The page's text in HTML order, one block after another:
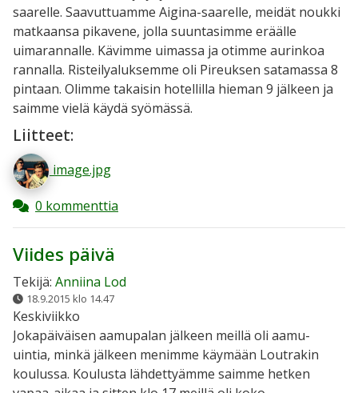
saarelle. Saavuttuamme Aigina-saarelle, meidät noukki
matkaansa pikavene, jolla suuntasimme eräälle
uimarannalle. Kävimme uimassa ja otimme aurinkoa
rannalla. Risteilyaluksemme oli Pireuksen satamassa 8
pintaan. Olimme takaisin hotellilla hieman 9 jälkeen ja
saimme vielä käydä syömässä.
Liitteet:
image.jpg
0 kommenttia
Viides päivä
Tekijä: Anniina Lod
18.9.2015 klo 14.47
Keskiviikko
Jokapäiväisen aamupalan jälkeen meillä oli aamu-
uintia, minkä jälkeen menimme käymään Loutrakin
koulussa. Koulusta lähdettyämme saimme hetken